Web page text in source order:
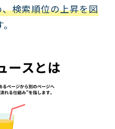
検索順位の上昇を図